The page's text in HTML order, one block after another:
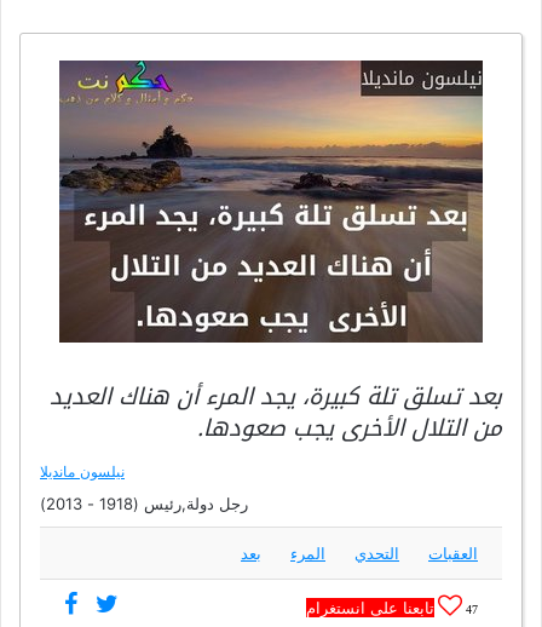
بعد تسلق تلة كبيرة، يجد المرء أن هناك العديد
من التلال الأخرى يجب صعودها.
نيلسون مانديلا
رجل دولة,رئيس (1918 - 2013)
العقبات التحدي المرء بعد
47 تابعنا على انستغرام